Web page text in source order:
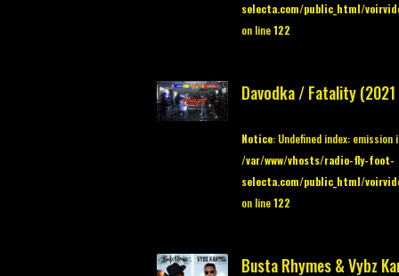
selecta.com/public_html/
on line122
Davodka / Fatality (2021
Notice: Undefined index: emission
/var/www/vhosts/radio-fly-foot-
selecta.com/public_html/
on line122
Busta Rhymes & Vybz